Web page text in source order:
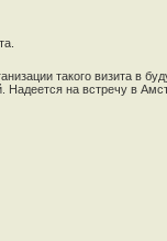
такого визита в
Надеется на встречу в